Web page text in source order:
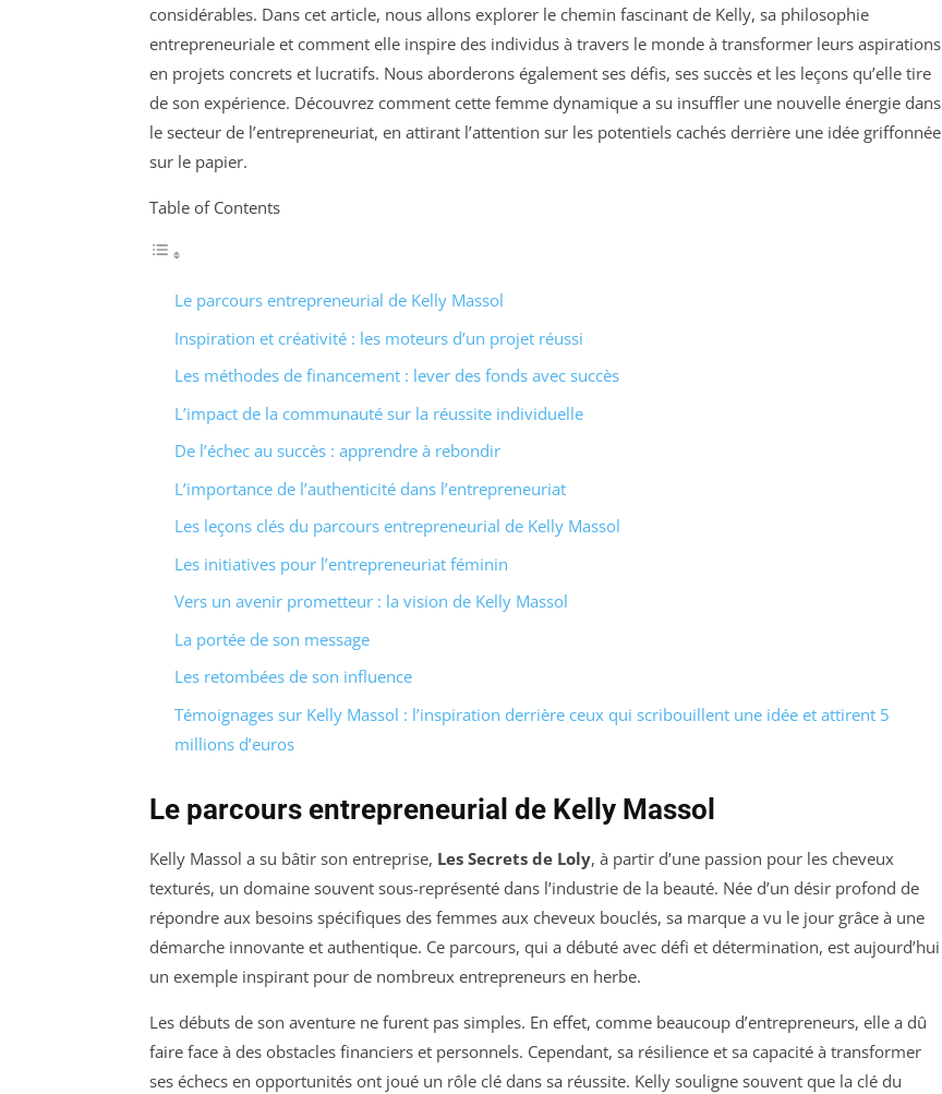
considérables. Dans cet article, nous allons explorer le chemin fascinant de Kelly, sa philosophie
entrepreneuriale et comment elle inspire des individus à travers le monde à transformer leurs aspirations
en projets concrets et lucratifs. Nous aborderons également ses défis, ses succès et les leçons qu’elle tire
de son expérience. Découvrez comment cette femme dynamique a su insuffler une nouvelle énergie dans
le secteur de l’entrepreneuriat, en attirant l’attention sur les potentiels cachés derrière une idée griffonnée
sur le papier.
Table of Contents
Le parcours entrepreneurial de Kelly Massol
Inspiration et créativité : les moteurs d’un projet réussi
Les méthodes de financement : lever des fonds avec succès
L’impact de la communauté sur la réussite individuelle
De l’échec au succès : apprendre à rebondir
L’importance de l’authenticité dans l’entrepreneuriat
Les leçons clés du parcours entrepreneurial de Kelly Massol
Les initiatives pour l’entrepreneuriat féminin
Vers un avenir prometteur : la vision de Kelly Massol
La portée de son message
Les retombées de son influence
Témoignages sur Kelly Massol : l’inspiration derrière ceux qui scribouillent une idée et attirent 5
millions d’euros
Le parcours entrepreneurial de Kelly Massol
Kelly Massol a su bâtir son entreprise, Les Secrets de Loly, à partir d’une passion pour les cheveux
texturés, un domaine souvent sous-représenté dans l’industrie de la beauté. Née d’un désir profond de
répondre aux besoins spécifiques des femmes aux cheveux bouclés, sa marque a vu le jour grâce à une
démarche innovante et authentique. Ce parcours, qui a débuté avec défi et détermination, est aujourd’hui
un exemple inspirant pour de nombreux entrepreneurs en herbe.
Les débuts de son aventure ne furent pas simples. En effet, comme beaucoup d’entrepreneurs, elle a dû
faire face à des obstacles financiers et personnels. Cependant, sa résilience et sa capacité à transformer
ses échecs en opportunités ont joué un rôle clé dans sa réussite. Kelly souligne souvent que la clé du